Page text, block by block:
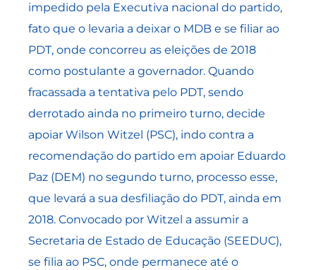
impedido pela Executiva nacional do partido,
fato que o levaria a deixar o MDB e se filiar ao
PDT, onde concorreu as eleições de 2018
como postulante a governador. Quando
fracassada a tentativa pelo PDT, sendo
derrotado ainda no primeiro turno, decide
apoiar Wilson Witzel (PSC), indo contra a
recomendação do partido em apoiar Eduardo
Paz (DEM) no segundo turno, processo esse,
que levará a sua desfiliação do PDT, ainda em
2018. Convocado por Witzel a assumir a
Secretaria de Estado de Educação (SEEDUC),
se filia ao PSC, onde permanece até o